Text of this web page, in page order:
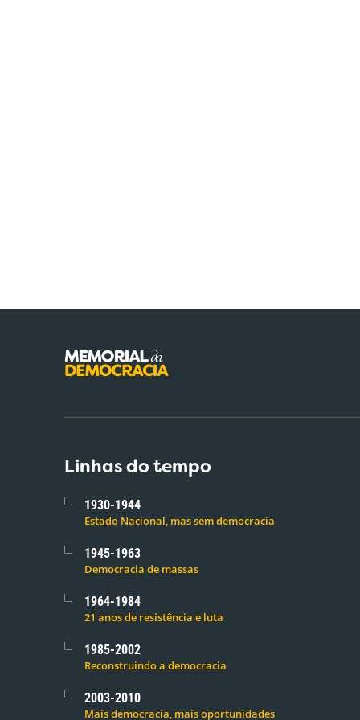
Linhas do tempo
1930-1944
Estado Nacional, mas sem democracia
1945-1963
Democracia de massas
1964-1984
21 anos de resistência e luta
1985-2002
Reconstruindo a democracia
2003-2010
Mais democracia, mais oportunidades